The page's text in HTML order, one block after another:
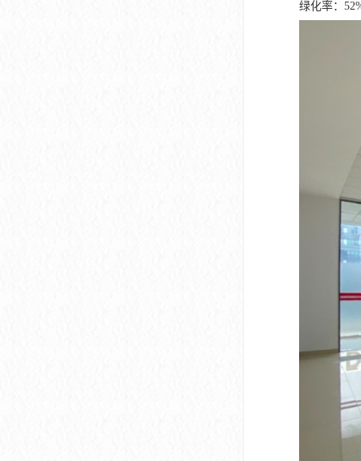
绿化率：